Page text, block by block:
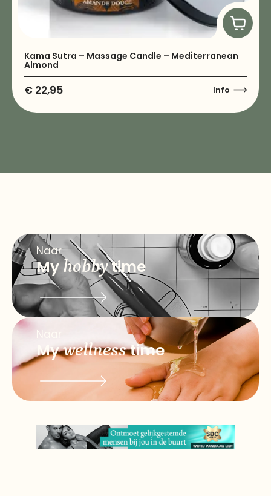
Kama Sutra – Massage Candle – Mediterranean
Almond
€ 22,95 Info
Naar
Myhobbytime
Naar
Mywellnesstime